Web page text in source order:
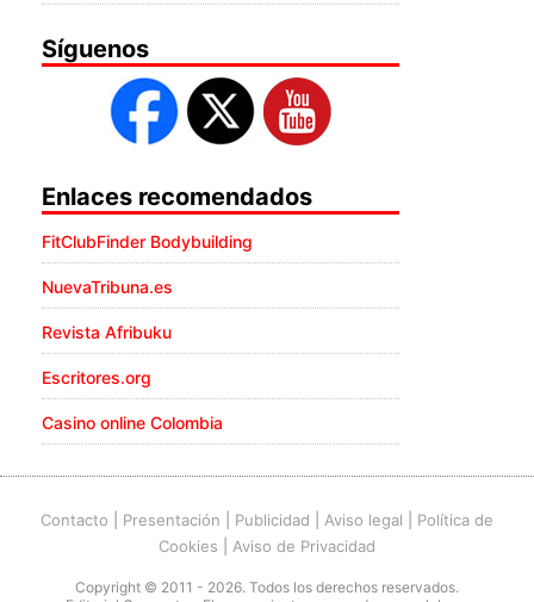
Síguenos
Enlaces recomendados
FitClubFinder Bodybuilding
NuevaTribuna.es
Revista Afribuku
Escritores.org
Casino online Colombia
Contacto Presentación Publicidad Aviso legal
Política de
Cookies
Aviso de Privacidad
Copyright © 2011 - 2026. Todos los derechos reservados.